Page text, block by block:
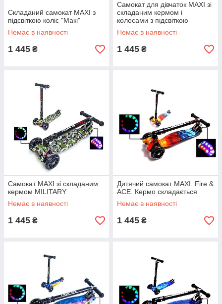
Складаний самокат MAXI з
підсвіткою коліс "Макі"
Немає в наявності
1 445 ₴
Самокат для дівчаток MAXI зі
складаним кермом і
колесами з підсвіткою
"Орхідея"
Немає в наявності
1 445 ₴
Самокат MAXI зі складаним
кермом MILITARY
Немає в наявності
1 445 ₴
Дитячий самокат MAXI. Fire &
ACE. Кермо складається
Немає в наявності
1 445 ₴